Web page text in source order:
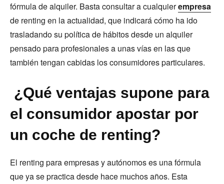
fórmula de alquiler. Basta consultar a cualquierempresa
de renting en la actualidad, que indicará cómo ha ido
trasladando su política de hábitos desde un alquiler
pensado para profesionales a unas vías en las que
también tengan cabidas los consumidores particulares.
¿Qué ventajas supone para
el consumidor apostar por
un coche de renting?
El renting para empresas y autónomos es una fórmula
que ya se practica desde hace muchos años. Esta